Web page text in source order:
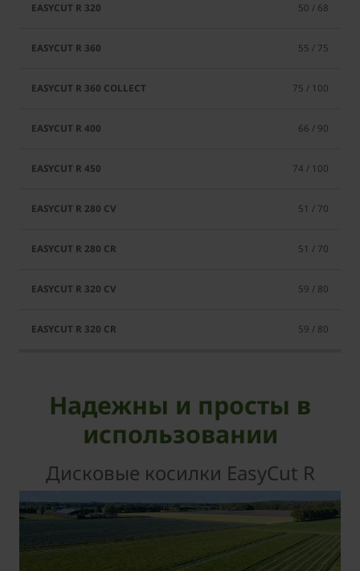
50 / 68
55 / 75
75 / 100
66 / 90
74 / 100
51 / 70
51 / 70
59 / 80
59 / 80
Надежны и просты в
использовании
Дисковые косилки EasyCut R